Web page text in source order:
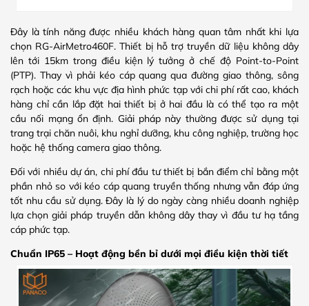
Đây là tính năng được nhiều khách hàng quan tâm nhất khi lựa
chọn RG-AirMetro460F. Thiết bị hỗ trợ truyền dữ liệu không dây
lên tới 15km trong điều kiện lý tưởng ở chế độ Point-to-Point
(PTP). Thay vì phải kéo cáp quang qua đường giao thông, sông
rạch hoặc các khu vực địa hình phức tạp với chi phí rất cao, khách
hàng chỉ cần lắp đặt hai thiết bị ở hai đầu là có thể tạo ra một
cầu nối mạng ổn định. Giải pháp này thường được sử dụng tại
trang trại chăn nuôi, khu nghỉ dưỡng, khu công nghiệp, trường học
hoặc hệ thống camera giao thông.
Đối với nhiều dự án, chi phí đầu tư thiết bị bắn điểm chỉ bằng một
phần nhỏ so với kéo cáp quang truyền thống nhưng vẫn đáp ứng
tốt nhu cầu sử dụng. Đây là lý do ngày càng nhiều doanh nghiệp
lựa chọn giải pháp truyền dẫn không dây thay vì đầu tư hạ tầng
cáp phức tạp.
Chuẩn IP65 – Hoạt động bền bỉ dưới mọi điều kiện thời tiết